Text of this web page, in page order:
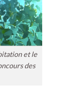
et le
des